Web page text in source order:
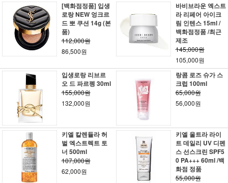
[백화점정품] 입생
로랑 NEW 엉크르
드 뽀 쿠션 14g (본
품)
112,000원
86,500원
바비브라운 엑스트
라 리페어 아이크
림 인텐스 15ml /
백화점정품 /최근
제조
145,000원
105,000원
입생로랑 리브르
오 드 파르펭 30ml
155,000원
132,000원
랑콤 로즈 슈가 스
크럽 100ml
65,000원
56,000원
키엘 칼렌듈라 허
벌 엑스트렉트 토
너 500ml
107,000원
62,000원
키엘 울트라 라이
트 데일리 UV 디펜
스 선스크린 SPF5
0 PA+++ 60ml /백
화점 정품
55,000원